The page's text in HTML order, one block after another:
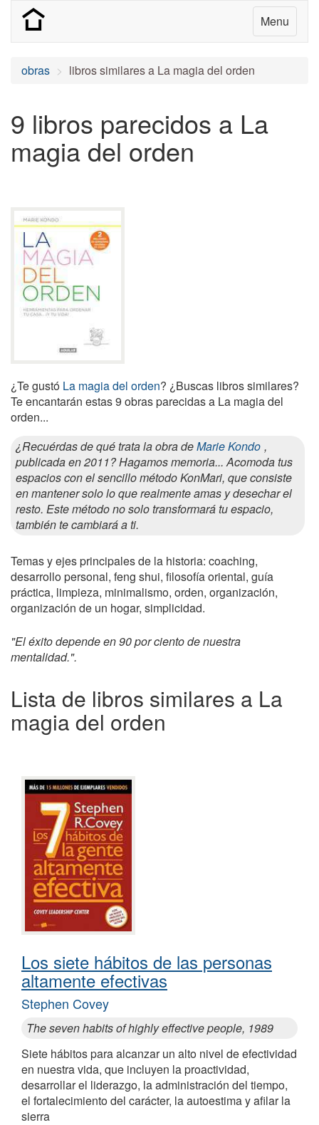
Menu
obras libros similares a La magia del orden
9 libros parecidos a La
magia del orden
¿Te gustó La magia del orden? ¿Buscas libros similares?
Te encantarán estas 9 obras parecidas a La magia del
orden...
¿Recuérdas de qué trata la obra deMarie Kondo ,
publicada en 2011? Hagamos memoria... Acomoda tus
espacios con el sencillo método KonMari, que consiste
en mantener solo lo que realmente amas y desechar el
resto. Este método no solo transformará tu espacio,
también te cambiará a ti.
Temas y ejes principales de la historia: coaching,
desarrollo personal, feng shui, filosofía oriental, guía
práctica, limpieza, minimalismo, orden, organización,
organización de un hogar, simplicidad.
"El éxito depende en 90 por ciento de nuestra
mentalidad.".
Lista de libros similares a La
magia del orden
Los siete hábitos de las personas
altamente efectivas
Stephen Covey
The seven habits of highly effective people, 1989
Siete hábitos para alcanzar un alto nivel de efectividad
en nuestra vida, que incluyen la proactividad,
desarrollar el liderazgo, la administración del tiempo,
el fortalecimiento del carácter, la autoestima y afilar la
sierra